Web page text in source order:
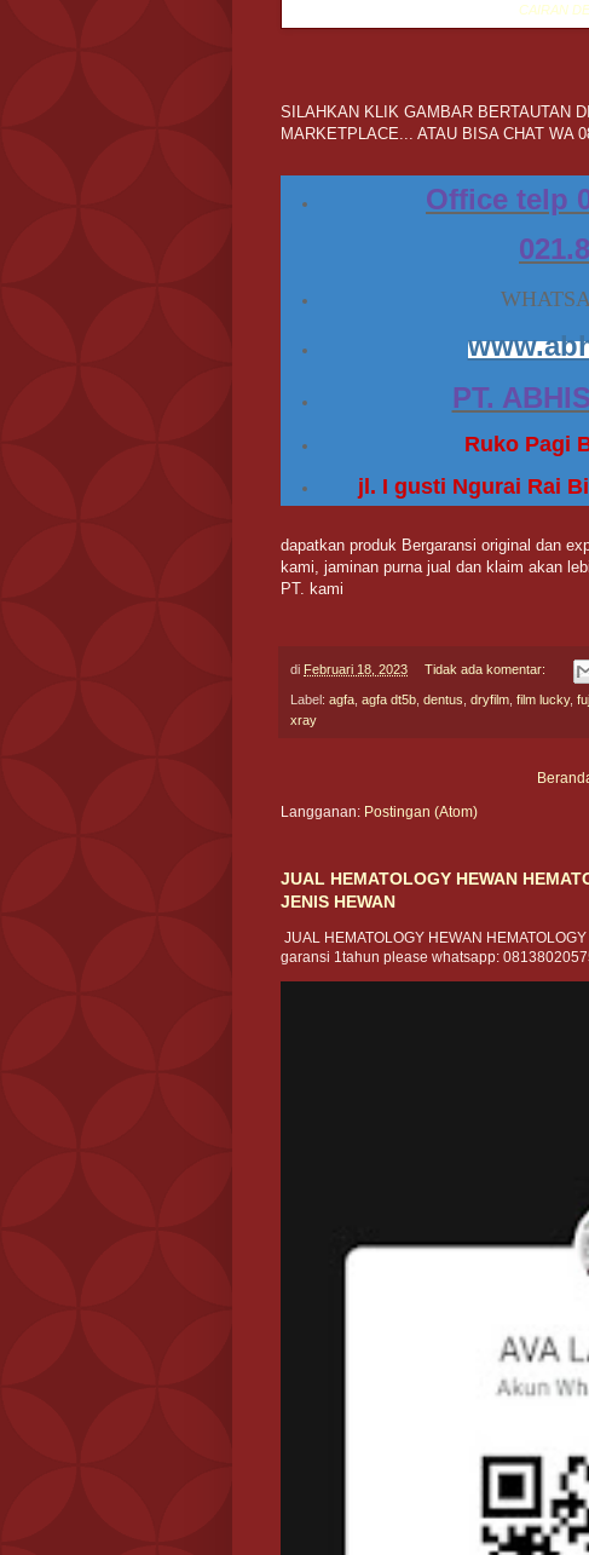
CAIRAN
SILAHKAN KLIK GAMBAR BERTAUTAN
MARKETPLACE... ATAU BISA CHAT WA
Office telp
PT.
Ruko Pagi
jl. I gusti Ngurai Rai
dapatkan produk Bergaransi original dan
kami, jaminan purna jual dan klaim akan
PT. kami
di Februari 18, 2023 Tidak ada komentar:
Label: agfa agfa dt5b dentus dryfilm film lucky,
xray
Langganan: Postingan (Atom)
JUAL HEMATOLOGY HEWAN
JENIS HEWAN
JUAL HEMATOLOGY HEWAN
garansi 1tahun please whatsapp: